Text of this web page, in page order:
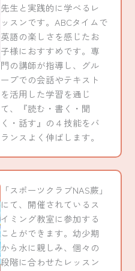
先生と実践的に学べるレ
ッスンです。ABCタイムで
英語の楽しさを感じたお
子様におすすめです。専
門の講師が指導し、グル
ープでの会話やテキスト
を活用した学習を通じ
て、『読む・書く・聞
く・話す』の４技能をバ
ランスよく伸ばします。
「スポーツクラブNAS蕨」
にて、開催されているス
イミング教室に参加する
ことができます。幼少期
から水に親しみ、個々の
段階に合わせたレッスン